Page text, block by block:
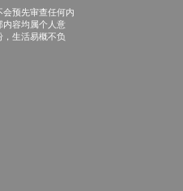
预先审查任何内
容均属个人意
生活易概不负